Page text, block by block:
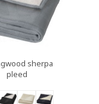
sherpa
pleed